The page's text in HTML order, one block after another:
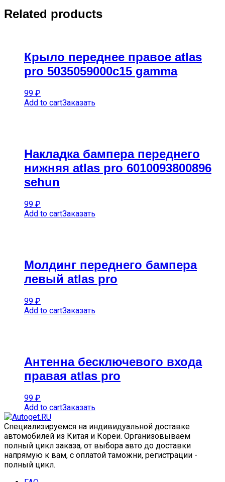
Related products
Крыло переднее правое atlas
pro 5035059000c15 gamma
99 ₽
Add to cartЗаказать
Накладка бампера переднего
нижняя atlas pro 6010093800896
sehun
99 ₽
Add to cartЗаказать
Молдинг переднего бампера
левый atlas pro
99 ₽
Add to cartЗаказать
Антенна бесключевого входа
правая atlas pro
99 ₽
Add to cartЗаказать
Специализируемся на индивидуальной доставке
автомобилей из Китая и Кореи. Организовываем
полный цикл заказа, от выбора авто до доставки
напрямую к вам, с оплатой таможни, регистрации -
полный цикл.